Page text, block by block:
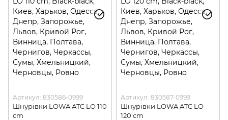
Артикул: 830586-0999
Шнурівки LOWA ATC LO 110
cm
Артикул: 830587-0999
Шнурівки LOWA ATC LO
120 cm